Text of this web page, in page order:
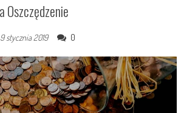
Oszczędzenie
9 stycznia 2019 0